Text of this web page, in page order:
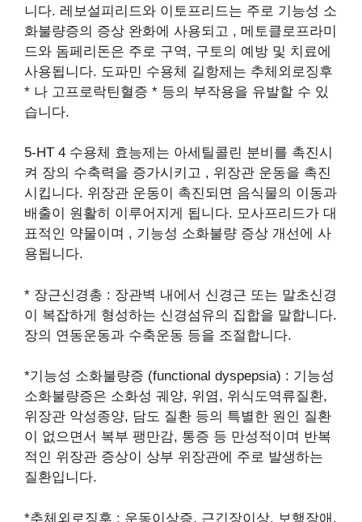
니다. 레보설피리드와 이토프리드는 주로 기능성 소
화불량증의 증상 완화에 사용되고 , 메토클로프라미
드와 돔페리돈은 주로 구역, 구토의 예방 및 치료에
사용됩니다. 도파민 수용체 길항제는 추체외로징후
* 나 고프로락틴혈증 * 등의 부작용을 유발할 수 있
습니다.
​5-HT 4 수용체 효능제는 아세틸콜린 분비를 촉진시
켜 장의 수축력을 증가시키고 , 위장관 운동을 촉진
시킵니다. 위장관 운동이 촉진되면 음식물의 이동과
배출이 원활히 이루어지게 됩니다. 모사프리드가 대
표적인 약물이며 , 기능성 소화불량 증상 개선에 사
용됩니다.
​* 장근신경총 : 장관벽 내에서 신경근 또는 말초신경
이 복잡하게 형성하는 신경섬유의 집합을 말합니다.
장의 연동운동과 수축운동 등을 조절합니다.
*기능성 소화불량증 (functional dyspepsia) : 기능성
소화불량증은 소화성 궤양, 위염, 위식도역류질환,
위장관 악성종양, 담도 질환 등의 특별한 원인 질환
이 없으면서 복부 팽만감, 통증 등 만성적이며 반복
적인 위장관 증상이 상부 위장관에 주로 발생하는
질환입니다.
*추체외로징후 : 운동이상증, 근긴장이상, 보행장애,